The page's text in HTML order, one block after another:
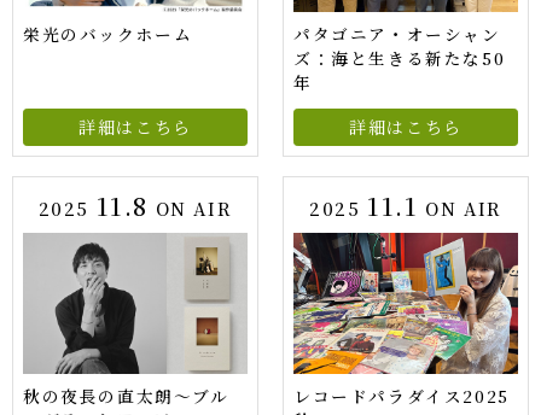
栄光のバックホーム
詳細はこちら
パタゴニア・オーシャン
ズ：海と生きる新たな50
年
詳細はこちら
2025 11.8 ON AIR
秋の夜長の直太朗〜ブル
2025 11.1 ON AIR
レコードパラダイス2025